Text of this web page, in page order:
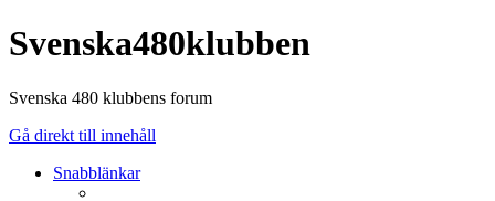
Svenska480klubben
Svenska 480 klubbens forum
Gå direkt till innehåll
Snabblänkar